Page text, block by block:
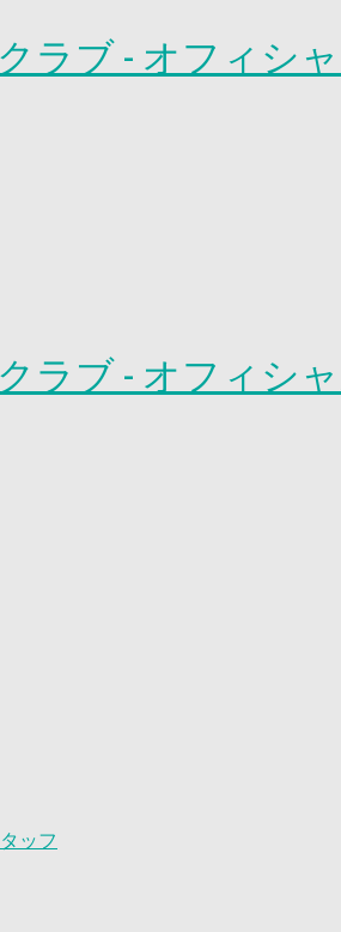
」
ン
スについて
グ2026/27シーズン試合観戦チケット
ーグ 2026/27シーズン「鹿パス」
ッフ